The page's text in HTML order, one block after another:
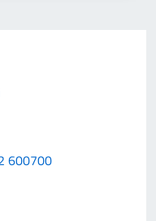
600700